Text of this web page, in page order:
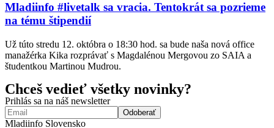
Mladiinfo #livetalk sa vracia. Tentokrát sa pozrieme
na tému štipendií
Už túto stredu 12. októbra o 18:30 hod. sa bude naša nová office
manažérka Kika rozprávať s Magdalénou Mergovou zo SAIA a
študentkou Martinou Mudrou.
Chceš vedieť všetky novinky?
Prihlás sa na náš newsletter
Mladiinfo Slovensko